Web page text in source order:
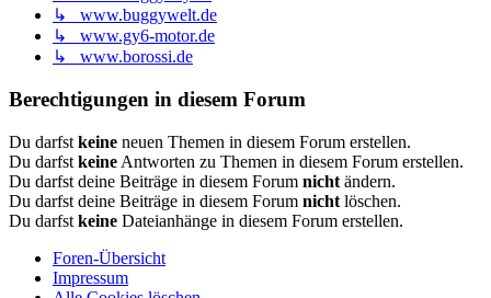
↳ www.buggywelt.de
↳ www.gy6-motor.de
↳ www.borossi.de
Berechtigungen in diesem Forum
Du darfst keine neuen Themen in diesem Forum erstellen.
Du darfst keine Antworten zu Themen in diesem Forum erstellen.
Du darfst deine Beiträge in diesem Forum nicht ändern.
Du darfst deine Beiträge in diesem Forum nicht löschen.
Du darfst keine Dateianhänge in diesem Forum erstellen.
Foren-Übersicht
Impressum